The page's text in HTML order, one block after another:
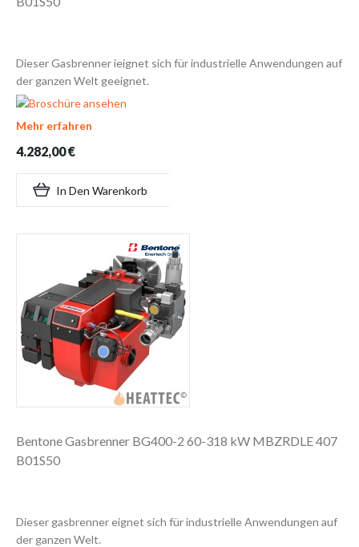
Dieser Gasbrenner ieignet sich für industrielle Anwendungen auf
der ganzen Welt geeignet.
Mehr erfahren
4.282,00 €
In Den Warenkorb
Bentone Gasbrenner BG400-2 60-318 kW MBZRDLE 407
B01S50
Dieser gasbrenner eignet sich für industrielle Anwendungen auf
der ganzen Welt.